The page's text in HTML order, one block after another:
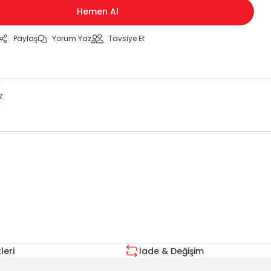
Hemen Al
Paylaş Yorum Yaz Tavsiye Et
İade & Değişim